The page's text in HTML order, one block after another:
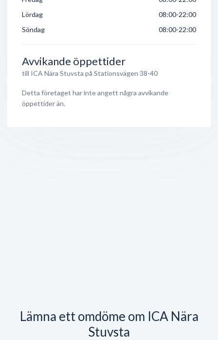
Lördag
08:00-22:00
Söndag
08:00-22:00
Avvikande öppettider
till ICA Nära Stuvsta på Stationsvägen 38-40
Detta företaget har inte angett några avvikande
öppettider än.
Lämna ett omdöme om ICA Nära
Stuvsta